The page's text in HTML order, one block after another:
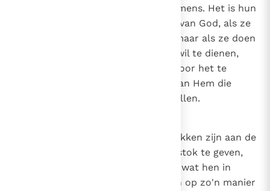
De wil van God en de wil van de mens. Het is hun
wil die de mensen doen, niet die van God, als ze
doen wat God onwelgevallig is; maar als ze doen
wat ze willen, om de goddelijke wil te dienen,
zelfs als ze doen wat ze willen door het te
wensen, is het niettemin de wil van Hem die
voorbereidt en beveelt wat ze willen.
De takken van de wijnstok. De takken zijn aan de
wijnstok zonder iets aan de wijnstok te geven,
maar ontvangen van de wijnstok wat hen in
stand houdt: want de takken zijn op zo'n manier